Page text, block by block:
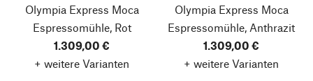
Olympia Express Moca
Espressomühle, Rot
1.309,00 €
+ weitere Varianten
Olympia Express Moca
Espressomühle, Anthrazit
1.309,00 €
+ weitere Varianten